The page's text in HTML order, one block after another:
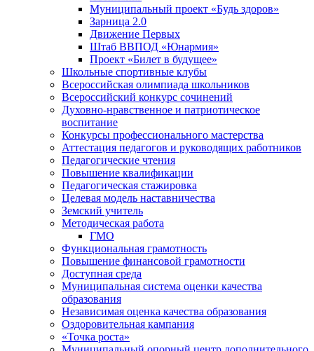
Муниципальный проект «Будь здоров»
Зарница 2.0
Движение Первых
Штаб ВВПОД «Юнармия»
Проект «Билет в будущее»
Школьные спортивные клубы
Всероссийская олимпиада школьников
Всероссийский конкурс сочинений
Духовно-нравственное и патриотическое
воспитание
Конкурсы профессионального мастерства
Аттестация педагогов и руководящих работников
Педагогические чтения
Повышение квалификации
Педагогическая стажировка
Целевая модель наставничества
Земский учитель
Методическая работа
ГМО
Функциональная грамотность
Повышение финансовой грамотности
Доступная среда
Муниципальная система оценки качества
образования
Независимая оценка качества образования
Оздоровительная кампания
«Точка роста»